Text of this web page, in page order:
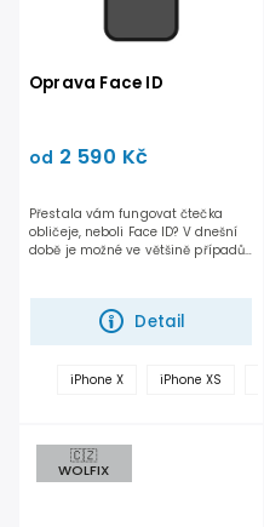
Oprava Face ID
od 2 590 Kč
Detail
Přestala vám fungovat čtečka
obličeje, neboli Face ID? V dnešní
době je možné ve většině případů
iPhone X iPhone XS
🇨🇿
WOLFIX